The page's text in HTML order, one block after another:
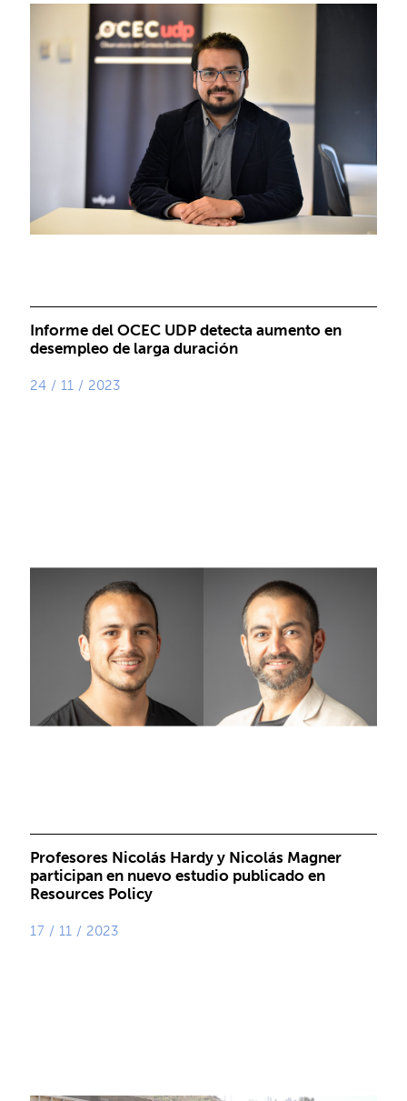
Informe del OCEC UDP detecta aumento en
desempleo de larga duración
24 / 11 / 2023
Profesores Nicolás Hardy y Nicolás Magner
participan en nuevo estudio publicado en
Resources Policy
17 / 11 / 2023